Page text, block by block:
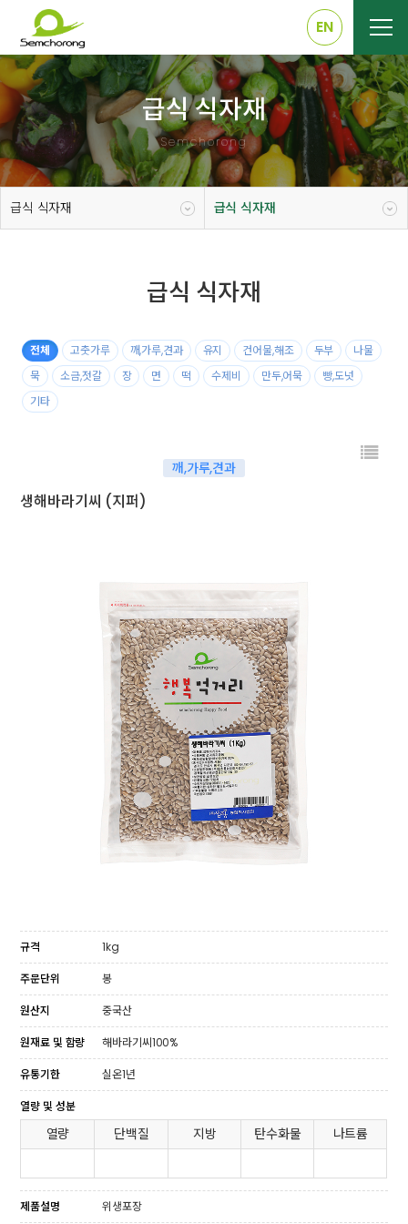
EN
급식 식자재
Semchorong
급식 식자재 급식 식자재
급식 식자재
전체 고춧가루 깨,가루,견과 유지 건어물,해조 두부
나물
묵
소금,젓갈 장 면 떡 수제비 만두,어묵
빵,도넛
기타
깨,가루,견과
생해바라기씨 (지퍼)
규격 1kg
주문단위 봉
원산지 중국산
원재료 및 함량 해바라기씨100%
유통기한 실온1년
열량 및 성분
열량 단백질 지방 탄수화물 나트륨
제품설명 위생포장